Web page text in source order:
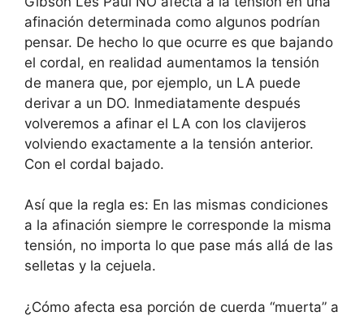
afinación determinada como algunos podrían
pensar. De hecho lo que ocurre es que bajando
el cordal, en realidad aumentamos la tensión
de manera que, por ejemplo, un LA puede
derivar a un DO. Inmediatamente después
volveremos a afinar el LA con los clavijeros
volviendo exactamente a la tensión anterior.
Con el cordal bajado.
Así que la regla es: En las mismas condiciones
a la afinación siempre le corresponde la misma
tensión, no importa lo que pase más allá de las
selletas y la cejuela.
¿Cómo afecta esa porción de cuerda “muerta” a